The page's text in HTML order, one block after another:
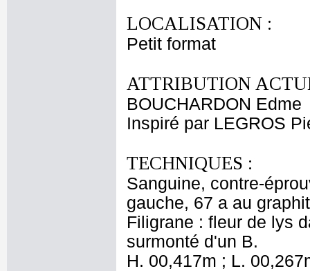
LOCALISATION :
Petit format
ATTRIBUTION
BOUCHARDON Edme
Inspiré par LEGROS
TECHNIQUES :
Sanguine, contre-
gauche, 67 a au
Filigrane : fleur de lys
surmonté d'un B.
H. 00,417m ; L.